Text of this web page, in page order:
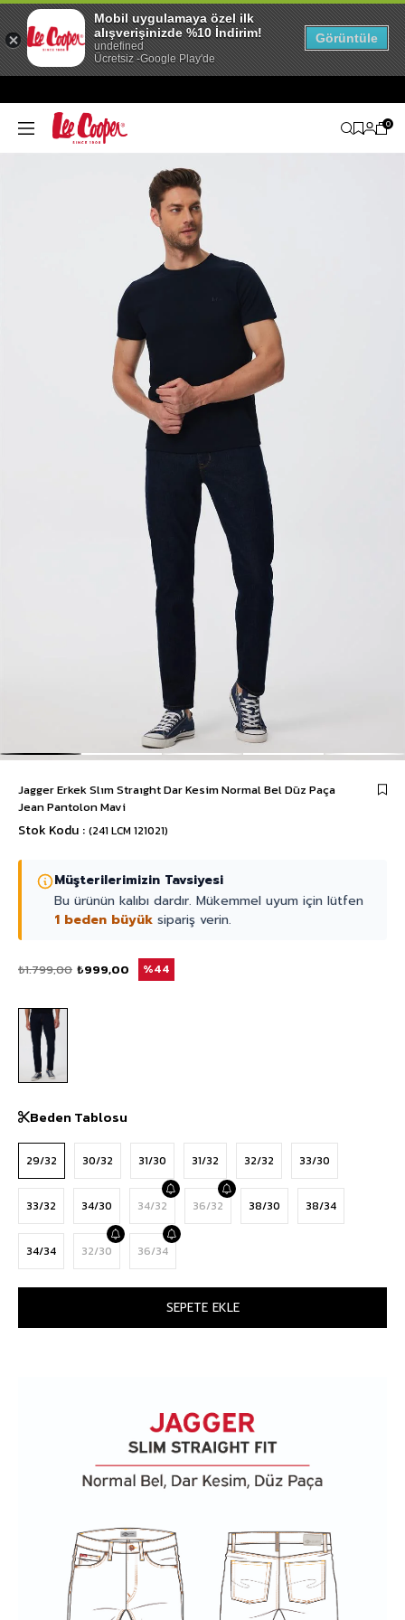
0
Jagger Erkek Slım Straıght Dar Kesim Normal Bel Düz Paça
Jean Pantolon Mavi
Stok Kodu (241 LCM 121021)
Müşterilerimizin Tavsiyesi
Bu ürünün kalıbı dardır. Mükemmel uyum için lütfen
1 beden büyük sipariş verin.
₺1.799,00 ₺999,00 44
Beden Tablosu
29/32 30/32 31/30 31/32 32/32 33/30
33/32 34/30 34/32 36/32 38/30 38/34
34/34 32/30 36/34
Mobil uygulamaya özel ilk
alışverişinizde %10 İndirim!
undefined
Ücretsiz -Google Play'de
Görüntüle